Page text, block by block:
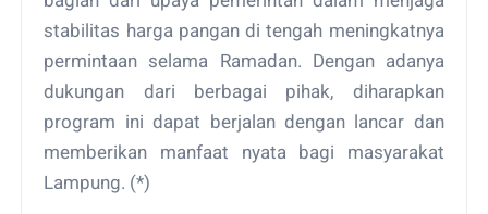
stabilitas harga pangan di tengah meningkatnya
permintaan selama Ramadan. Dengan adanya
dukungan dari berbagai pihak, diharapkan
program ini dapat berjalan dengan lancar dan
memberikan manfaat nyata bagi masyarakat
Lampung. (*)